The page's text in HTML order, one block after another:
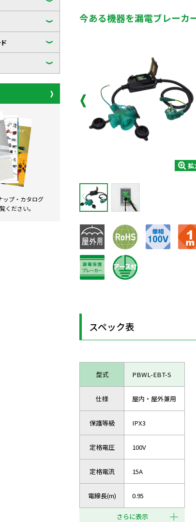
プ・ カタログ
ください。
今ある機器を漏電ブレーカ
拡
スペック表
型式 PBWL-EBT-S
仕様 屋内・屋外兼用
保護等級 IPX3
定格電圧 100V
定格電流 15A
電線長(m) 0.95
さらに表示